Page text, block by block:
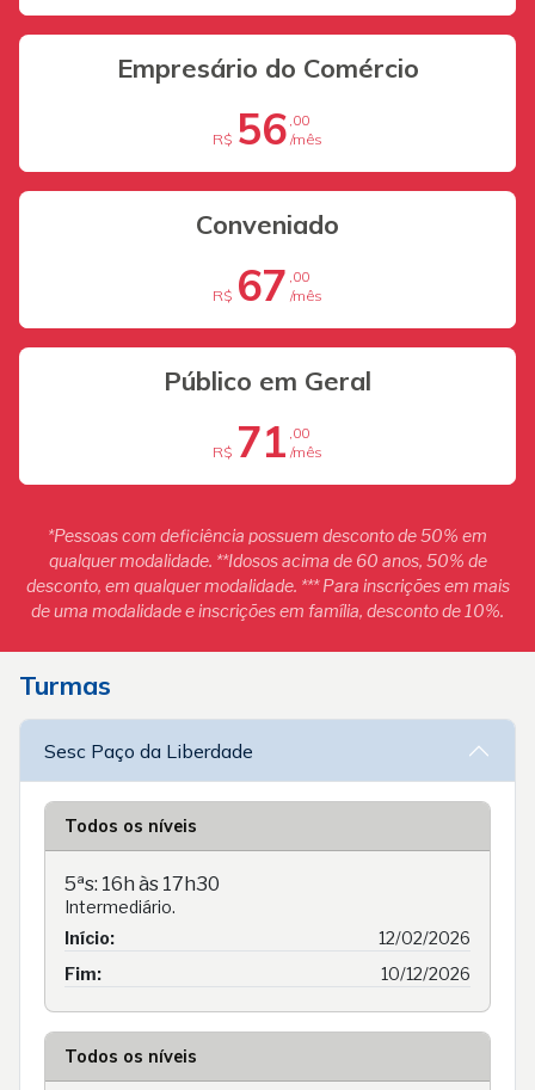
Empresário do Comércio
R$ 56 ,00
/mês
Conveniado
R$ 67 ,00
/mês
Público em Geral
R$ 71 ,00
/mês
*Pessoas com deficiência possuem desconto de 50% em
qualquer modalidade. **Idosos acima de 60 anos, 50% de
desconto, em qualquer modalidade. *** Para inscrições em mais
de uma modalidade e inscrições em família, desconto de 10%.
Turmas
Sesc Paço da Liberdade
Todos os níveis
5ªs: 16h às 17h30
Intermediário.
Início:
12/02/2026
Fim:
10/12/2026
Todos os níveis